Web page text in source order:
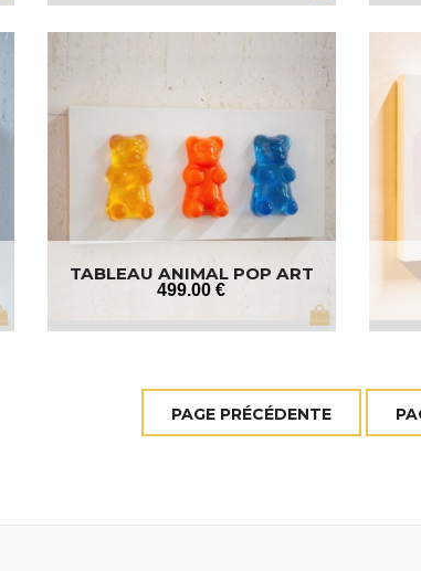
TABLEAU ANIMAL POP ART
499.00 €